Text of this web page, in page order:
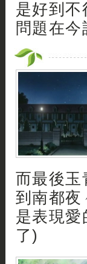
是好到
問題在今
而最後
到南都夜
是表現
了)